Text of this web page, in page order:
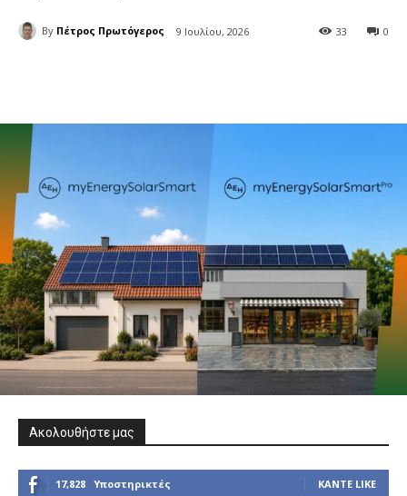
By Πέτρος Πρωτόγερος 9 Ιουλίου, 2026 0
33
Ακολουθήστε μας
17,828 Υποστηρικτές ΚΆΝΤΕ LIKE